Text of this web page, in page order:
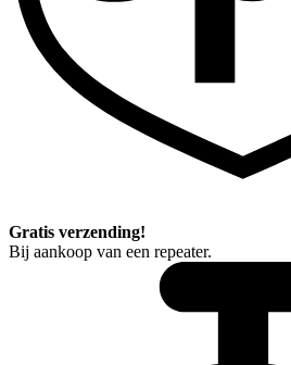
Gratis verzending!
Bij aankoop van een repeater.